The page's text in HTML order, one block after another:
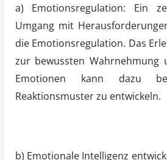
a) Emotionsregulation: Ein
Umgang mit
die Emotionsregulation. Das
zur bewussten Wahrnehmung
Emotionen kann dazu
Reaktionsmuster zu entwickeln.
b) Emotionale Intelligenz